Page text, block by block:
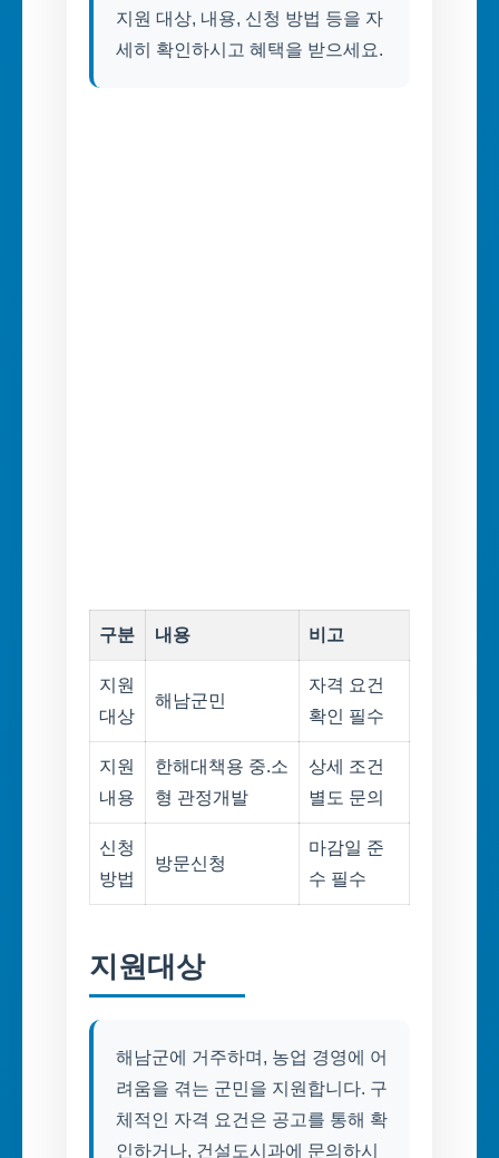
지원 대상, 내용, 신청 방법 등을 자
세히 확인하시고 혜택을 받으세요.
구분 내용 비고
지원
대상
해남군민
자격 요건
확인 필수
지원
내용
한해대책용 중.소
형 관정개발
상세 조건
별도 문의
신청
방법
방문신청
마감일 준
수 필수
지원대상
해남군에 거주하며, 농업 경영에 어
려움을 겪는 군민을 지원합니다. 구
체적인 자격 요건은 공고를 통해 확
인하거나, 건설도시과에 문의하시